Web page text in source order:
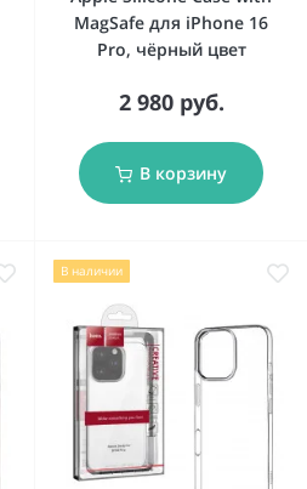
MagSafe для iPhone 16
Pro, чёрный цвет
2 980 руб.
В корзину
В наличии